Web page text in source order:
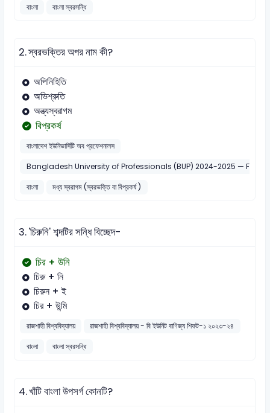
বাংলা বাংলা স্বরসন্ধি
2.স্বরভক্তির অপর নাম কী?
অপিনিহিতি
অভিশ্রুতি
অন্ত্যস্বরাগম
বিপ্রকর্ষ
বাংলাদেশ ইউনিভার্সিটি অব প্রফেশনালস
Bangladesh University of Professionals (BUP) 2024-2025 — FSSS
বাংলা
মধ্য স্বরাগম (স্বরভক্তি বা বিপ্রকর্ষ )
3.'চিরুনি' শব্দটির সন্ধি বিচ্ছেদ-
চির + উনি
চিরু + নি
চিরুন + ই
চির + উন্মি
রাজশাহী বিশ্ববিদ্যালয়
রাজশাহী বিশ্ববিদ্যালয় - বি ইউনিট বাণিজ্য শিফট-১ ২০২৩-২৪
বাংলা
বাংলা স্বরসন্ধি
4.খাঁটি বাংলা উপসর্গ কোনটি?